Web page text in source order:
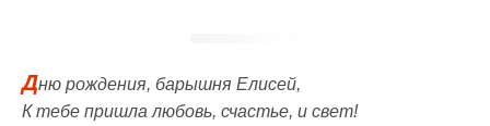
Дню рождения, барышня Елисей,
К тебе пришла любовь, счастье, и свет!